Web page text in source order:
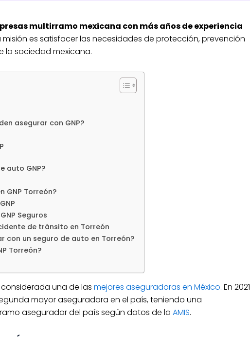
multirramo mexicana con más años de experiencia
misión es satisfacer las necesidades de protección, prevención
la sociedad mexicana.
asegurar con GNP?
auto GNP?
GNP Torreón?
Seguros
de tránsito en Torreón
con un seguro de auto en Torreón?
Torreón?
una de las mejores aseguradoras en México. En 2021
mayor aseguradora en el país, teniendo una
asegurador del país según datos de la AMIS.